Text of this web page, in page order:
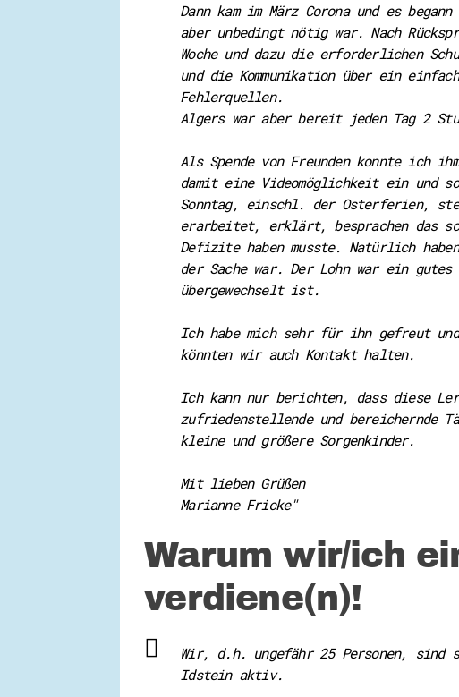
Dann kam im März Corona und es
aber unbedingt nötig war. Nach
Woche und dazu die erforderlichen
und die Kommunikation über ein
Fehlerquellen.
Algers war aber bereit jeden Tag 2
Als Spende von Freunden konnte ich
damit eine Videomöglichkeit ein und
Sonntag, einschl. der Osterferien,
erarbeitet, erklärt, besprachen das
Defizite haben musste. Natürlich
der Sache war. Der Lohn war ein
übergewechselt ist.
Ich habe mich sehr für ihn gefreut und
könnten wir auch Kontakt halten.
Ich kann nur berichten, dass diese
zufriedenstellende und bereichernde
kleine und größere Sorgenkinder.
Mit lieben Grüßen
Marianne Fricke"
Warum wir/ich
verdiene(n)!
Wir, d.h. ungefähr 25 Personen, sind
Idstein aktiv.